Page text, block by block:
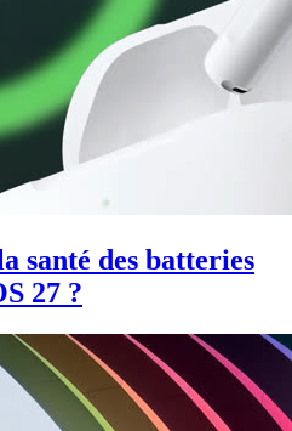
santé des batteries
27 ?